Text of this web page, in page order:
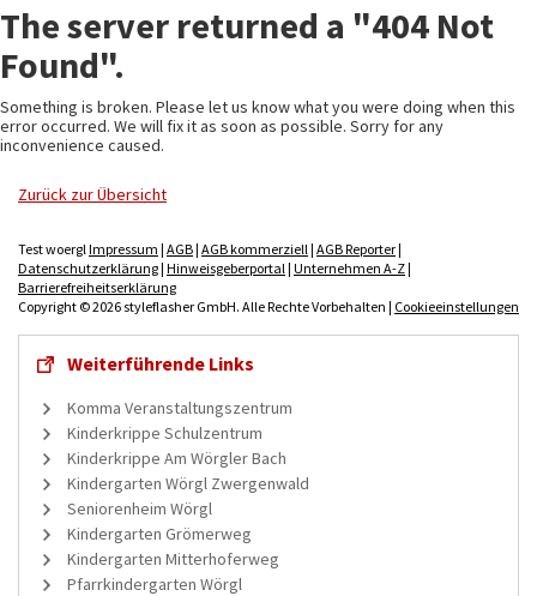
The server returned a "404 Not
Found".
Something is broken. Please let us know what you were doing when this
error occurred. We will fix it as soon as possible. Sorry for any
inconvenience caused.
Zurück zur Übersicht
Test woergl Impressum | AGB| AGB kommerziell | AGB Reporter|
Datenschutzerklärung| Hinweisgeberportal | Unternehmen A-Z|
Barrierefreiheitserklärung
Copyright © 2026 styleflasher GmbH. Alle Rechte Vorbehalten | Cookieeinstellungen
Weiterführende Links
Komma Veranstaltungszentrum
Kinderkrippe Schulzentrum
Kinderkrippe Am Wörgler Bach
Kindergarten Wörgl Zwergenwald
Seniorenheim Wörgl
Kindergarten Grömerweg
Kindergarten Mitterhoferweg
Pfarrkindergarten Wörgl